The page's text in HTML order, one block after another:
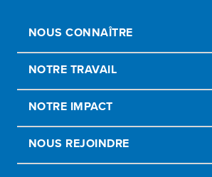
NOUS CONNAÎTRE
NOTRE TRAVAIL
NOTRE IMPACT
NOUS REJOINDRE